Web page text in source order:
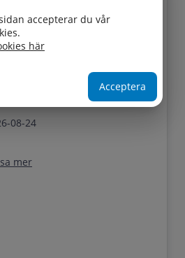
09-03
09-10
20, Göteborg
08-24
mer
accepterar du vår
här
Acceptera